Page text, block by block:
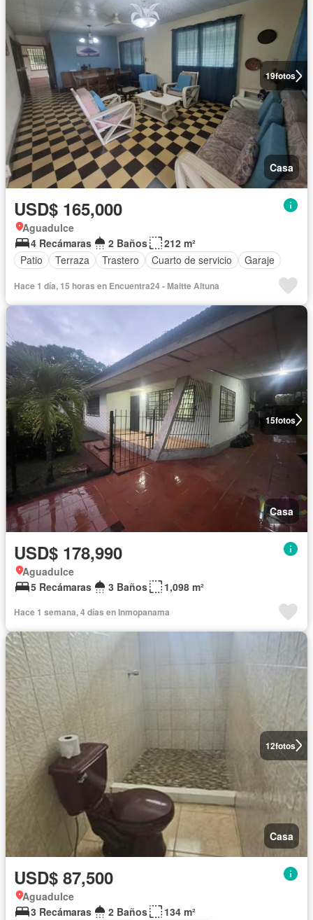
19fotos
Casa
USD$ 165,000
Aguadulce
4 Recámaras
2 Baños
212 m²
Patio
Terraza Trastero Cuarto de servicio Garaje
Hace 1 día, 15 horas en Encuentra24 - Maitte Altuna
15fotos
Casa
USD$ 178,990
Aguadulce
5 Recámaras
3 Baños 1,098 m²
Hace 1 semana, 4 días en Inmopanama
12fotos
Casa
USD$ 87,500
Aguadulce
3 Recámaras
2 Baños
134 m²